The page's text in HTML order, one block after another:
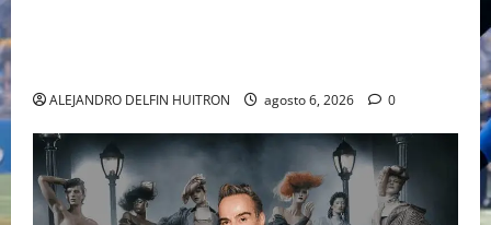
ALEJANDRO DELFIN HUITRON agosto 6, 2026 0